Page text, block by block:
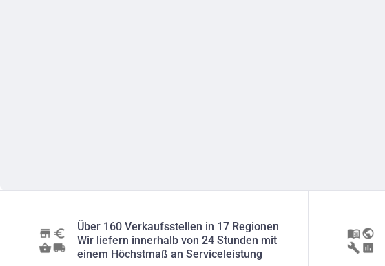
Über 160 Verkaufsstellen in 17 Regionen
Wir liefern innerhalb von 24 Stunden mit
einem Höchstmaß an Serviceleistung